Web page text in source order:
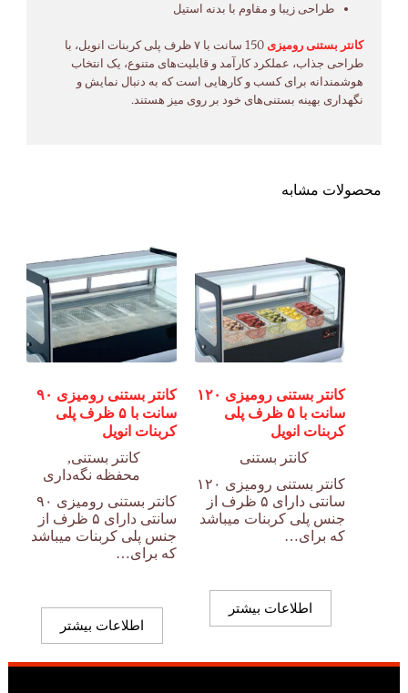
طراحی زیبا و مقاوم با بدنه استیل
کانتر بستنی رومیزی
150 سانت با ۷ ظرف پلی کربنات انویل، با
طراحی جذاب، عملکرد کارآمد و قابلیت‌های متنوع، یک انتخاب
هوشمندانه برای کسب و کارهایی است که به دنبال نمایش و
نگهداری بهینه بستنی‌های خود بر روی میز هستند.
محصولات مشابه
کانتر بستنی رومیزی ۱۲۰
سانت با ۵ ظرف پلی
کربنات انویل
کانتر بستنی
کانتر بستنی رومیزی ۱۲۰
سانتی دارای ۵ ظرف از
جنس پلی کربنات میباشد
که برای…
اطلاعات بیشتر
کانتر بستنی رومیزی ۹۰
سانت با ۵ ظرف پلی
کربنات انویل
کانتر بستنی,
محفظه نگه‌داری
کانتر بستنی رومیزی ۹۰
سانتی دارای ۵ ظرف از
جنس پلی کربنات میباشد
که برای…
اطلاعات بیشتر